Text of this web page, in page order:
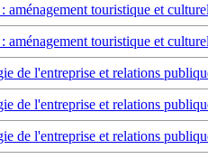
aménagement touristique et culturel
aménagement touristique et culturel
de l'entreprise et relations
de l'entreprise et relations
de l'entreprise et relations